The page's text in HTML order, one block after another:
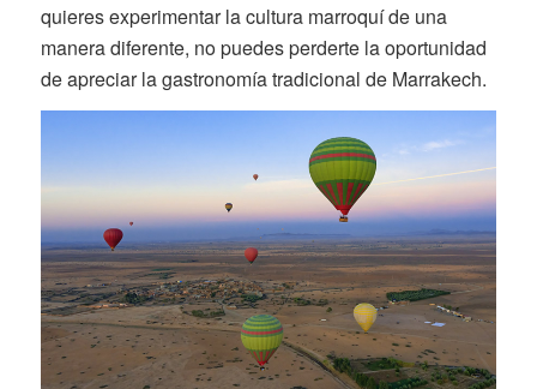
quieres experimentar la cultura marroquí de una
manera diferente, no puedes perderte la oportunidad
de apreciar la gastronomía tradicional de Marrakech.